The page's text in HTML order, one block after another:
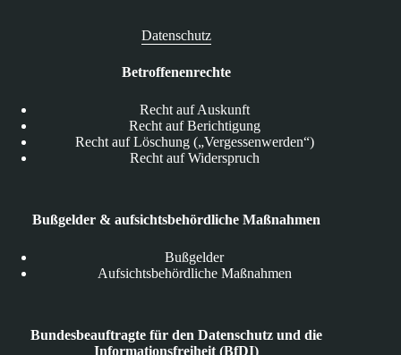
Datenschutz
Betroffenenrechte
Recht auf Auskunft
Recht auf Berichtigung
Recht auf Löschung („Vergessenwerden“)
Recht auf Widerspruch
Bußgelder & aufsichtsbehördliche Maßnahmen
Bußgelder
Aufsichtsbehördliche Maßnahmen
Bundesbeauftragte für den Datenschutz und die
Informationsfreiheit (BfDI)